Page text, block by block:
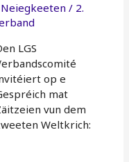
Neiegkeeten / 2.
LGS
op e
mat
vun dem
Weltkrich: